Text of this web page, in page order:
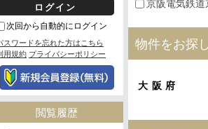
京阪電気鉄道
物件をお探
大阪府
次回から自動的にログイン
スワードを忘れた方はこちら
用規約 プライバシーポリシー
閲覧履歴